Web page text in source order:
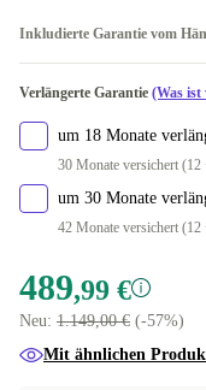
Inkludierte Garantie vom
Verlängerte Garantie (Was ist
um 18 Monate
30 Monate versichert (12
um 30 Monate
42 Monate versichert (12
489,99 €
Neu: 1.149,00 € (-57%)
Mit ähnlichen